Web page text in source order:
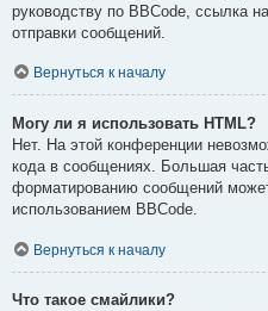
руководству по BBCode, ссылка
отправки сообщений.
Вернуться к началу
Могу ли я использовать HTML?
Нет. На этой конференции
кода в сообщениях. Большая
форматированию сообщений
использованием BBCode.
Вернуться к началу
Что такое смайлики?